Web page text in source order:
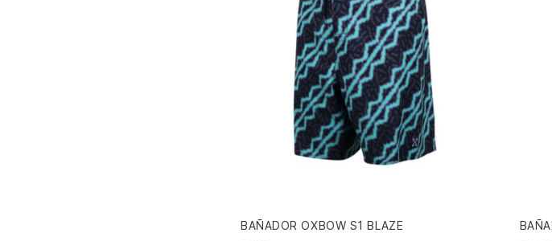
BAÑADOR OXBOW S1 BLAZE